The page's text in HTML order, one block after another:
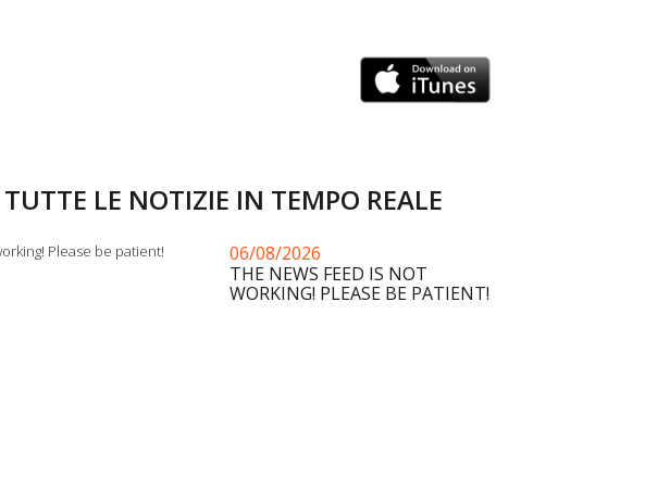
TUTTE LE NOTIZIE IN TEMPO REALE
06/08/2026
THE NEWS FEED IS NOT
WORKING! PLEASE BE PATIENT!